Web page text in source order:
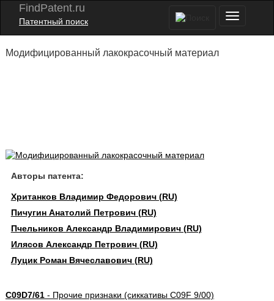
FindPatent.ru
Патентный поиск
Модифицированный лакокрасочный материал
Авторы патента:
Хританков Владимир Федорович (RU)
Пичугин Анатолий Петрович (RU)
Пчельников Александр Владимирович (RU)
Илясов Александр Петрович (RU)
Луцик Роман Вячеславович (RU)
C09D7/61- Прочие признаки (сиккативы C09F 9/00)